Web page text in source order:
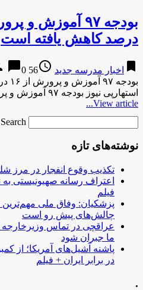
درصد کاهش یافته است
bookmark اخبار مدرسه جدید access_time
56 years ago
chat_bubble0
استهارپی نیوز بودجه ۹۷ آموزش و پرورش …
View article...
Search …
نوشته‌های تازه
تکذیب وقوع انفجار در مرز
اعتراف رسانه صهیونیستی به
فیلم
پزشکیان: وفاق ملی مهم‌ترین
چالش‌های پیش رو است
عراقچی در تماس وزیرخارجه
ما جبران شود
پاشنه آشیل‌های آمریکا؛ از
در برابر ایران + فیلم
.